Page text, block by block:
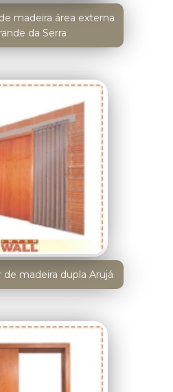
madeira área externa
da Serra
madeira dupla Arujá